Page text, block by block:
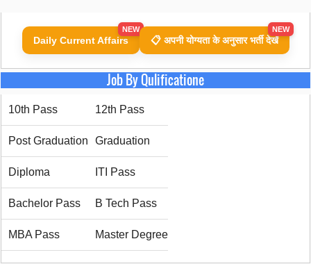
Daily Current Affairs
NEW
📋 अपनी योग्यता के अनुसार भर्ती देखें
NEW
Job By Qulificatione
10th Pass 12th Pass
Post Graduation Graduation
Diploma ITI Pass
Bachelor Pass B Tech Pass
MBA Pass Master Degree